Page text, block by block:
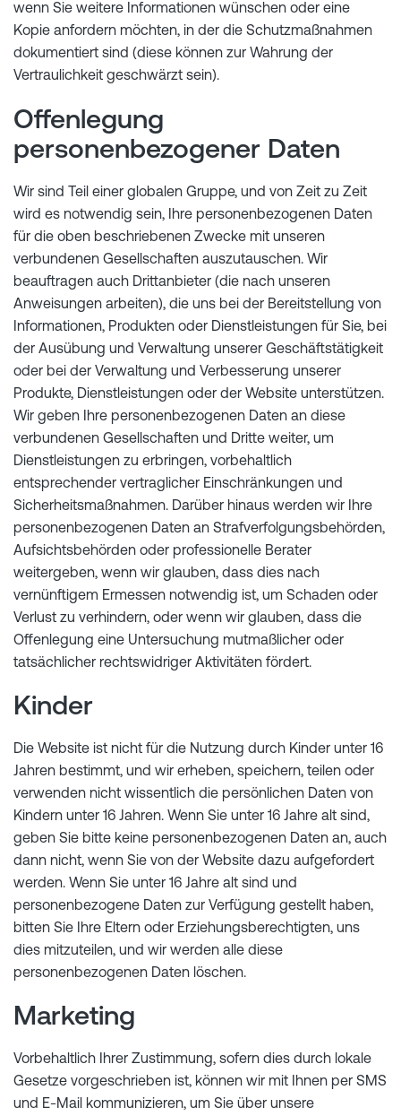
wenn Sie weitere Informationen wünschen oder eine
Kopie anfordern möchten, in der die Schutzmaßnahmen
dokumentiert sind (diese können zur Wahrung der
Vertraulichkeit geschwärzt sein).
Offenlegung
personenbezogener Daten
Wir sind Teil einer globalen Gruppe, und von Zeit zu Zeit
wird es notwendig sein, Ihre personenbezogenen Daten
für die oben beschriebenen Zwecke mit unseren
verbundenen Gesellschaften auszutauschen. Wir
beauftragen auch Drittanbieter (die nach unseren
Anweisungen arbeiten), die uns bei der Bereitstellung von
Informationen, Produkten oder Dienstleistungen für Sie, bei
der Ausübung und Verwaltung unserer Geschäftstätigkeit
oder bei der Verwaltung und Verbesserung unserer
Produkte, Dienstleistungen oder der Website unterstützen.
Wir geben Ihre personenbezogenen Daten an diese
verbundenen Gesellschaften und Dritte weiter, um
Dienstleistungen zu erbringen, vorbehaltlich
entsprechender vertraglicher Einschränkungen und
Sicherheitsmaßnahmen. Darüber hinaus werden wir Ihre
personenbezogenen Daten an Strafverfolgungsbehörden,
Aufsichtsbehörden oder professionelle Berater
weitergeben, wenn wir glauben, dass dies nach
vernünftigem Ermessen notwendig ist, um Schaden oder
Verlust zu verhindern, oder wenn wir glauben, dass die
Offenlegung eine Untersuchung mutmaßlicher oder
tatsächlicher rechtswidriger Aktivitäten fördert.
Kinder
Die Website ist nicht für die Nutzung durch Kinder unter 16
Jahren bestimmt, und wir erheben, speichern, teilen oder
verwenden nicht wissentlich die persönlichen Daten von
Kindern unter 16 Jahren. Wenn Sie unter 16 Jahre alt sind,
geben Sie bitte keine personenbezogenen Daten an, auch
dann nicht, wenn Sie von der Website dazu aufgefordert
werden. Wenn Sie unter 16 Jahre alt sind und
personenbezogene Daten zur Verfügung gestellt haben,
bitten Sie Ihre Eltern oder Erziehungsberechtigten, uns
dies mitzuteilen, und wir werden alle diese
personenbezogenen Daten löschen.
Marketing
Vorbehaltlich Ihrer Zustimmung, sofern dies durch lokale
Gesetze vorgeschrieben ist, können wir mit Ihnen per SMS
und E-Mail kommunizieren, um Sie über unsere